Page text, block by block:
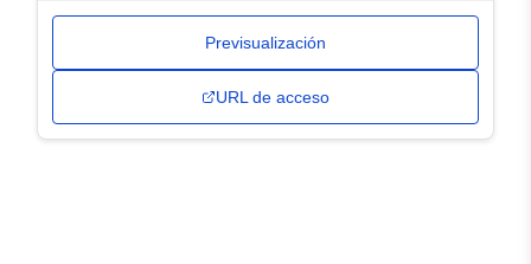
Previsualización
URL de acceso